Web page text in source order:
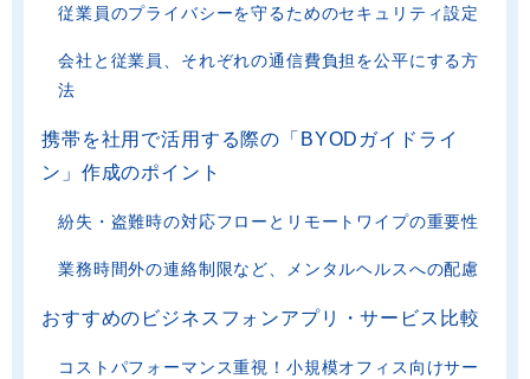
従業員のプライバシーを守るためのセキュリティ設定
会社と従業員、それぞれの通信費負担を公平にする方
法
携帯を社用で活用する際の「BYODガイドライ
ン」作成のポイント
紛失・盗難時の対応フローとリモートワイプの重要性
業務時間外の連絡制限など、メンタルヘルスへの配慮
おすすめのビジネスフォンアプリ・サービス比較
コストパフォーマンス重視！小規模オフィス向けサー